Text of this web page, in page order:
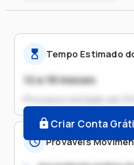
Tempo Estimado
12 a 18 meses
Processo iniciado em
Criar Conta
Prováveis